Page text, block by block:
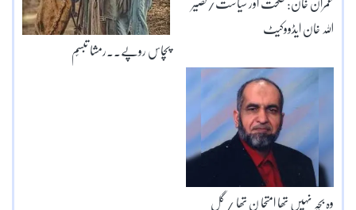
پچاس روپے۔۔رمشا تبسّم
عمران خان: صحت اور سیاست/نصیر
اللہ خان ایڈووکیٹ
وہ بچہ نہیں تھا امتحا ن تھا / گل